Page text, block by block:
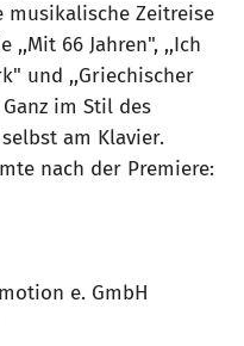
musikalische Zeitreise
66 Jahren", ,,Ich
und ,,Griechischer
im Stil des
am Klavier.
nach der Premiere:
e. GmbH